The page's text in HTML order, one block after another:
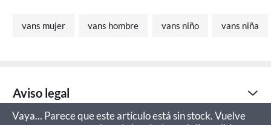
vans mujer vans hombre vans niño vans niña
Aviso legal
Vaya... Parece que este artículo está sin stock. Vuelve